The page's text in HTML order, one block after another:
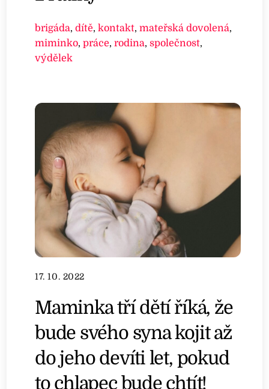
brigáda,dítě,kontakt,mateřská dovolená,
miminko,práce,rodina,společnost,
výdělek
17. 10. 2022
Maminka tří dětí říká, že
bude svého syna kojit až
do jeho devíti let, pokud
to chlapec bude chtít!